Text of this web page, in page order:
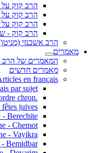
הרב קוק
הרב קוק על
הרב קוק
הרב קוק -
הרב אשכנזי
מאמרים
המאמרים של הרב
מאמרים חדשים
en français
par sujet
.Articles en français - par ordre chron
fêtes juives
- Berechite
- Chemot
- Vayikra
- Bemidbar